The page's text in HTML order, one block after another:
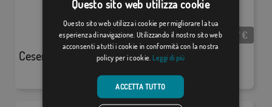
Cesenatico
Da:18,37€
Questo sito web utilizza cookie
Questo sito web utilizza i cookie per migliorare la tua
esperienza di navigazione. Utilizzando il nostro sito web
acconsenti a tutti i cookie in conformità con la nostra
policy per i cookie. Leggi di più
ACCETTA TUTTO